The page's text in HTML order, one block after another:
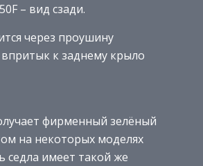
– вид сзади.
через проушину
к заднему крыло
фирменный зелёный
на некоторых моделях
седла имеет такой же